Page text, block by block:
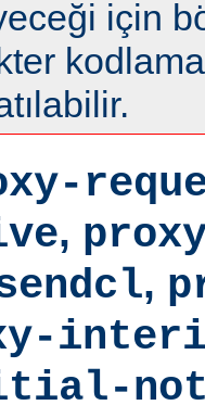
için
,
,